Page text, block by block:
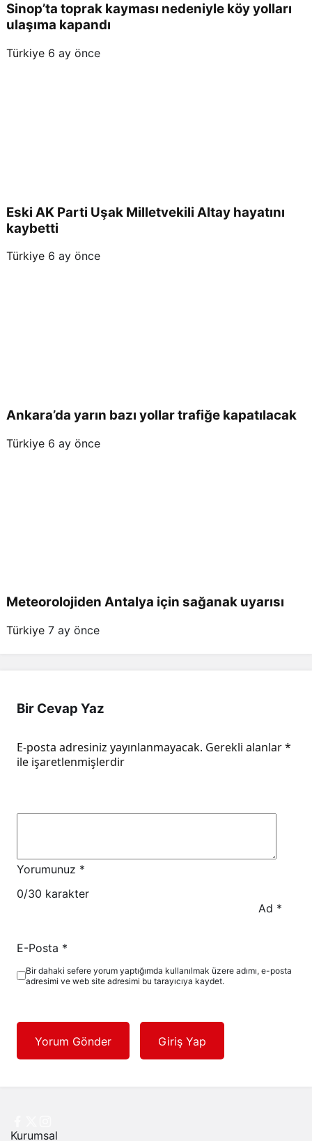
Sinop’ta toprak kayması nedeniyle köy yolları
ulaşıma kapandı
Türkiye 6 ay önce
Eski AK Parti Uşak Milletvekili Altay hayatını
kaybetti
Türkiye 6 ay önce
Ankara’da yarın bazı yollar trafiğe kapatılacak
Türkiye 6 ay önce
Meteorolojiden Antalya için sağanak uyarısı
Türkiye 7 ay önce
Bir Cevap Yaz
E-posta adresiniz yayınlanmayacak. Gerekli alanlar*
ile işaretlenmişlerdir
Yorumunuz *
0/30 karakter
Ad *
E-Posta *
Bir dahaki sefere yorum yaptığımda kullanılmak üzere adımı, e-posta
adresimi ve web site adresimi bu tarayıcıya kaydet.
Yorum Gönder Giriş Yap
Kurumsal